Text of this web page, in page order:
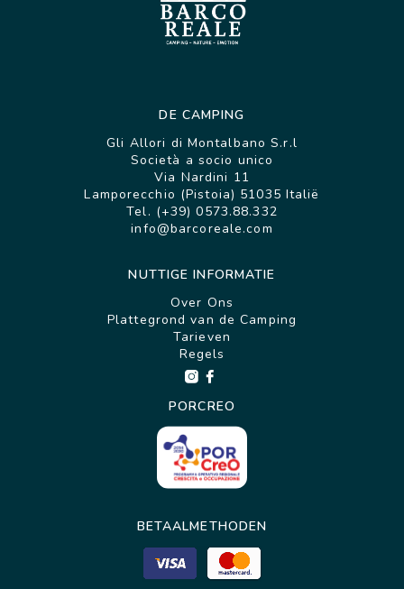
DE CAMPING
Gli Allori di Montalbano S.r.l
Società a socio unico
Via Nardini 11
Lamporecchio (Pistoia) 51035 Italië
Tel. (+39) 0573.88.332
info@barcoreale.com
NUTTIGE INFORMATIE
Over Ons
Plattegrond van de Camping
Tarieven
Regels
PORCREO
BETAALMETHODEN